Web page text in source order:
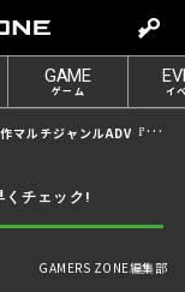
e
t
o
g
GAME
ゲーム イ
』の声優サイン色紙プレゼントキャンペーン開催中
くチェック!
GAMERS ZONE編集部